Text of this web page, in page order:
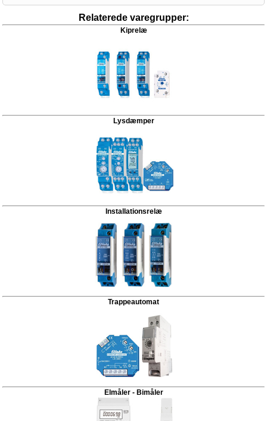
Relaterede varegrupper:
Kiprelæ
Lysdæmper
Installationsrelæ
Trappeautomat
Elmåler - Bimåler